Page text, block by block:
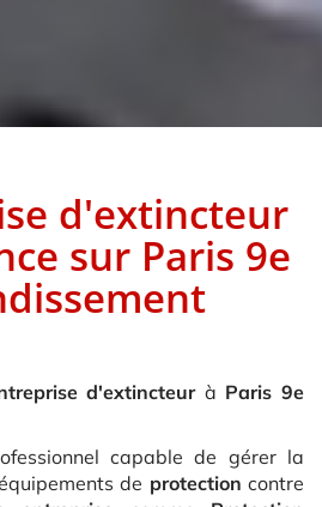
d'extincteur
sur Paris 9e
d'extincteurà Paris 9e
capable de gérer la
de protection contre